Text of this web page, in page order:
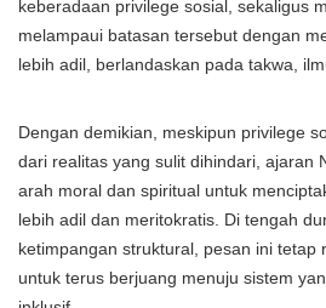
keberadaan privilege sosial, sekaligus
melampaui batasan tersebut dengan
lebih adil, berlandaskan pada takwa,
Dengan demikian, meskipun privilege
dari realitas yang sulit dihindari, ajaran
arah moral dan spiritual untuk
lebih adil dan meritokratis. Di tengah
ketimpangan struktural, pesan ini tetap
untuk terus berjuang menuju sistem